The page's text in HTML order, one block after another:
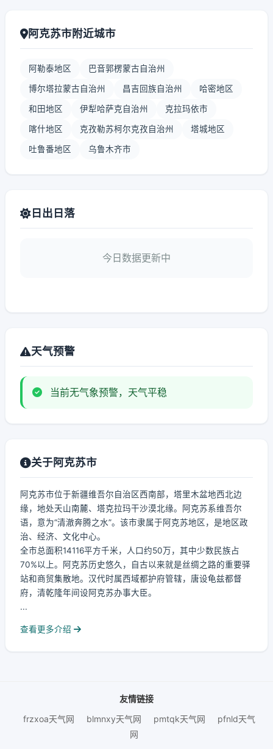
阿克苏市附近城市
阿勒泰地区 巴音郭楞蒙古自治州
博尔塔拉蒙古自治州 昌吉回族自治州 哈密地区
和田地区 伊犁哈萨克自治州 克拉玛依市
喀什地区 克孜勒苏柯尔克孜自治州 塔城地区
吐鲁番地区 乌鲁木齐市
日出日落
今日数据更新中
天气预警
当前无气象预警，天气平稳
关于阿克苏市
阿克苏市位于新疆维吾尔自治区西南部，塔里木盆地西北边
缘，地处天山南麓、塔克拉玛干沙漠北缘。阿克苏系维吾尔
语，意为“清澈奔腾之水”。该市隶属于阿克苏地区，是地区政
治、经济、文化中心。
全市总面积14116平方千米，人口约50万，其中少数民族占
70%以上。阿克苏历史悠久，自古以来就是丝绸之路的重要驿
站和商贸集散地。汉代时属西域都护府管辖，唐设龟兹都督
府，清乾隆年间设阿克苏办事大臣。
...
查看更多介绍
友情链接
frzxoa天气网
blmnxy天气网 pmtqk天气网
pfnld天气
网